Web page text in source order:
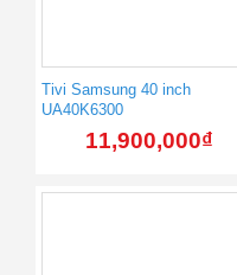
Tivi Samsung 40 inch
UA40K6300
11,900,000₫